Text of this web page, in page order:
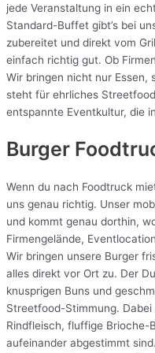
jede Veranstaltung in ein
Standard-Buffet gibt’s bei
zubereitet und direkt vom
einfach richtig gut. Ob
Wir bringen nicht nur Essen,
steht für ehrliches
entspannte Eventkultur, die
Burger
Wenn du nach Foodtruck
uns genau richtig. Unser
und kommt genau dorthin,
Firmengelände,
Wir bringen unsere Burger
alles direkt vor Ort zu. Der
knusprigen Buns und
Streetfood-Stimmung.
Rindfleisch, fluffige
aufeinander abgestimmt sind.